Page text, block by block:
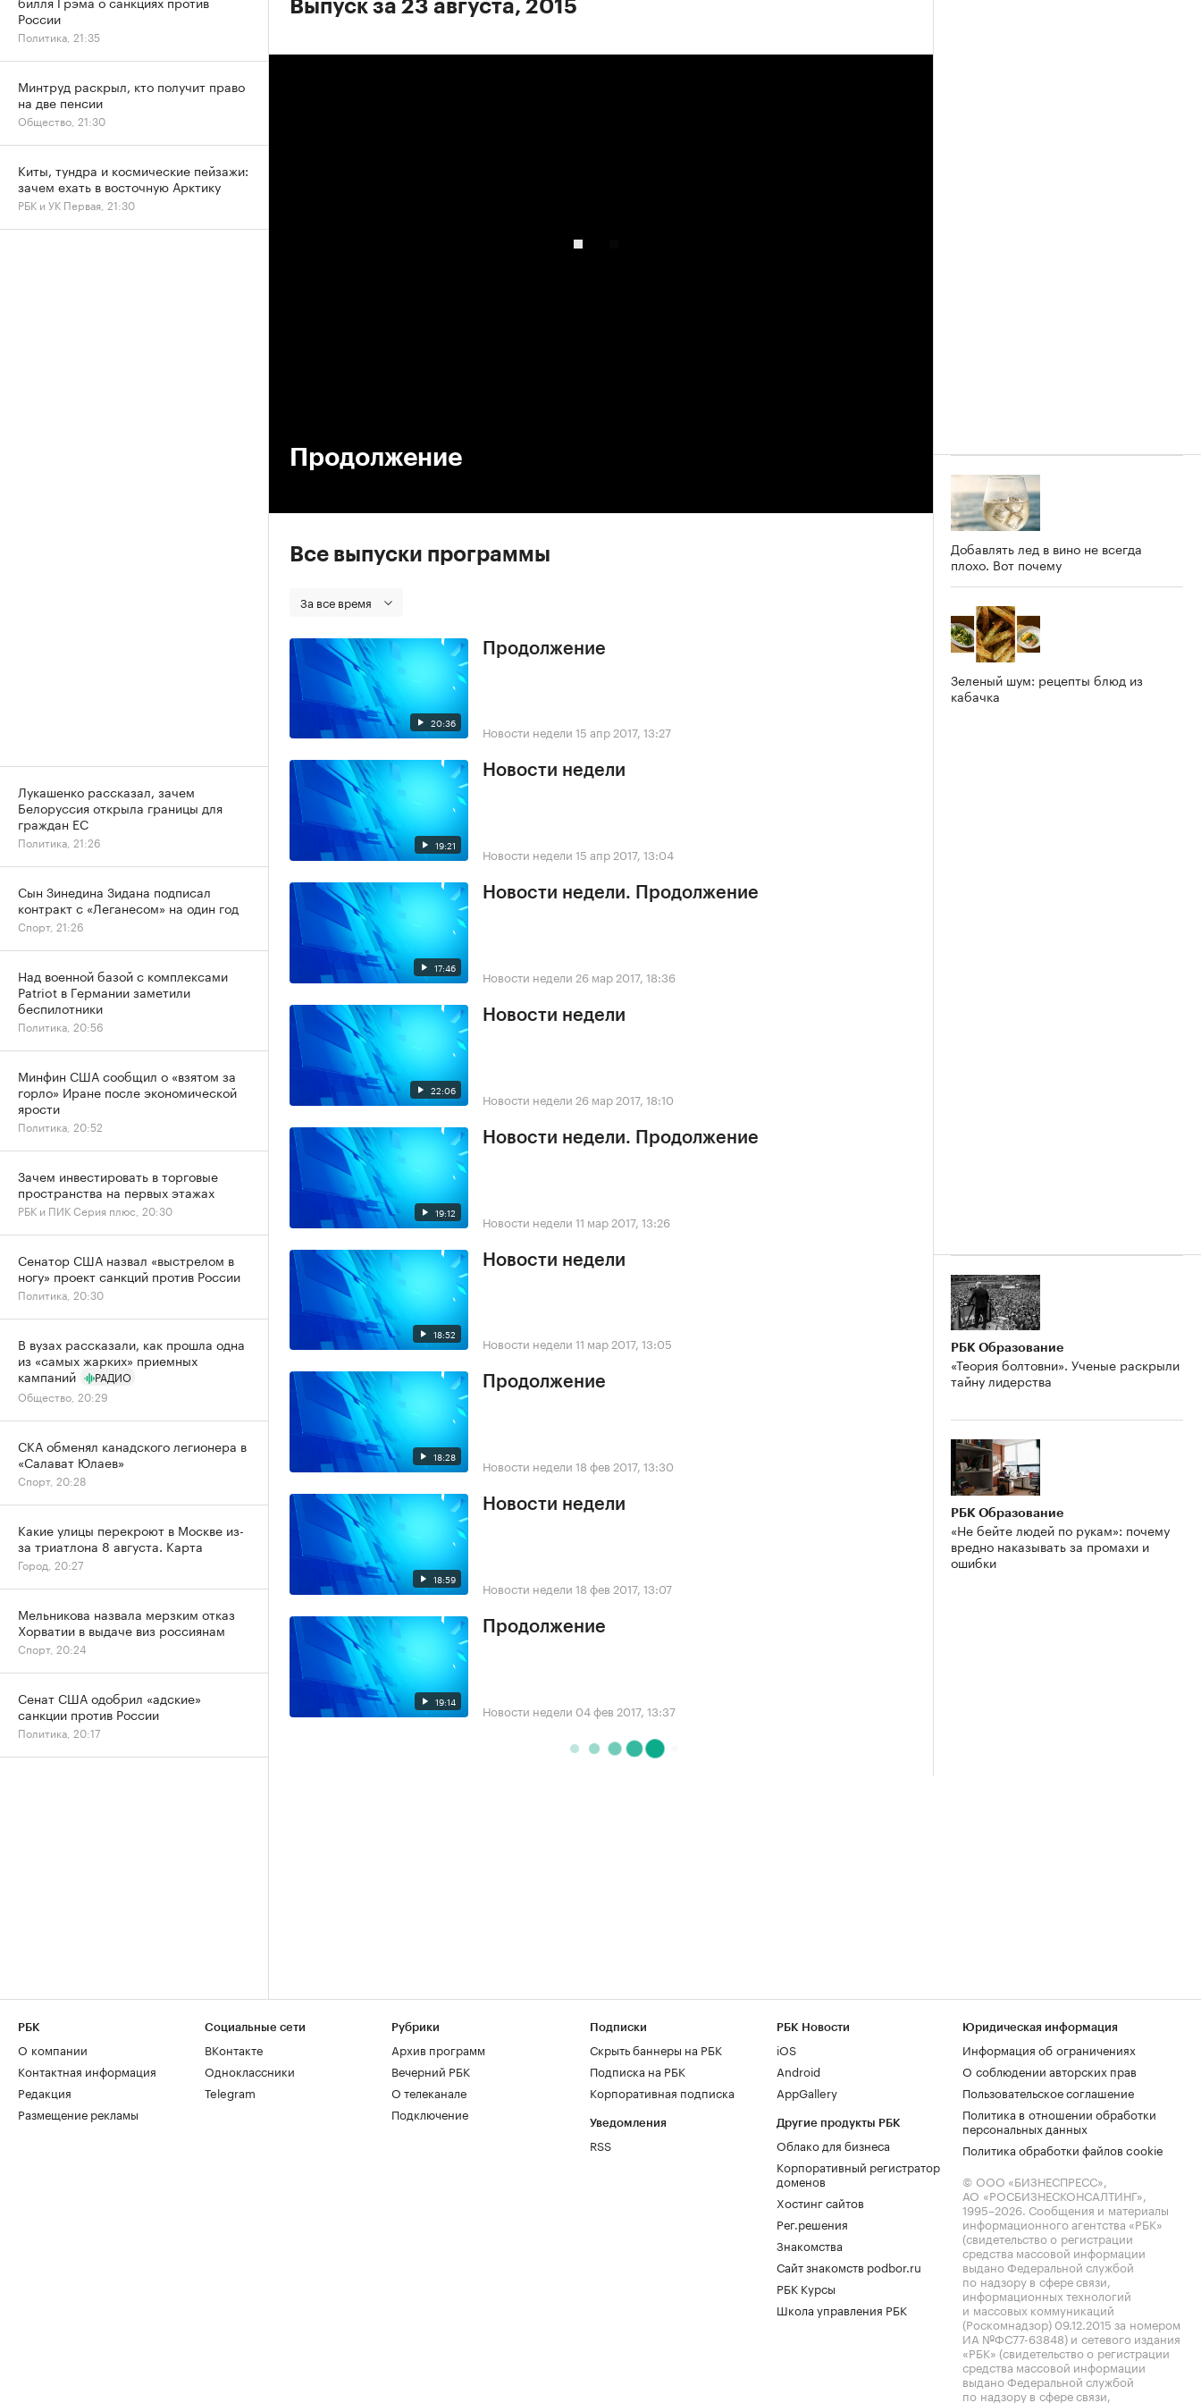
Выпуск за 23 августа, 2015
Продолжение
Все выпуски программы
За все время
20:36
Продолжение
Новости недели 15 апр 2017, 13:27
19:21
Новости недели
Новости недели 15 апр 2017, 13:04
17:46
Новости недели. Продолжение
Новости недели 26 мар 2017, 18:36
22:06
Новости недели
Новости недели 26 мар 2017, 18:10
19:12
Новости недели. Продолжение
Новости недели 11 мар 2017, 13:26
18:52
Новости недели
Новости недели 11 мар 2017, 13:05
18:28
Продолжение
Новости недели 18 фев 2017, 13:30
18:59
Новости недели
Новости недели 18 фев 2017, 13:07
19:14
Продолжение
Новости недели 04 фев 2017, 13:37
Добавлять лед в вино не всегда
плохо. Вот почему
Зеленый шум: рецепты блюд из
кабачка
РБК Образование
«Теория болтовни». Ученые раскрыли
тайну лидерства
РБК Образование
«Не бейте людей по рукам»: почему
вредно наказывать за промахи и
ошибки
России
Политика, 21:35
Минтруд раскрыл, кто получит право
на две пенсии
Общество, 21:30
Киты, тундра и космические пейзажи:
зачем ехать в восточную Арктику
РБК и УК Первая, 21:30
Лукашенко рассказал, зачем
Белоруссия открыла границы для
граждан ЕС
Политика, 21:26
Сын Зинедина Зидана подписал
контракт с «Леганесом» на один год
Спорт, 21:26
Над военной базой с комплексами
Patriot в Германии заметили
беспилотники
Политика, 20:56
Минфин США сообщил о «взятом за
горло» Иране после экономической
ярости
Политика, 20:52
Зачем инвестировать в торговые
пространства на первых этажах
РБК и ПИК Серия плюс, 20:30
Сенатор США назвал «выстрелом в
ногу» проект санкций против России
Политика, 20:30
В вузах рассказали, как прошла одна
из «самых жарких» приемных
кампаний
РАДИО
Общество, 20:29
СКА обменял канадского легионера в
«Салават Юлаев»
Спорт, 20:28
Какие улицы перекроют в Москве из-
за триатлона 8 августа. Карта
Город, 20:27
Мельникова назвала мерзким отказ
Хорватии в выдаче виз россиянам
Спорт, 20:24
Сенат США одобрил «адские»
санкции против России
Политика, 20:17
РБК
О компании
Контактная информация
Редакция
Размещение рекламы
Социальные сети
ВКонтакте
Одноклассники
Telegram
Рубрики
Архив программ
Вечерний РБК
О телеканале
Подключение
Подписки
Скрыть баннеры на РБК
Подписка на РБК
Корпоративная подписка
Уведомления
RSS
РБК Новости
iOS
Android
AppGallery
Другие продукты РБК
Облако для бизнеса
Корпоративный регистратор
доменов
Хостинг сайтов
Рег.решения
Знакомства
Сайт знакомств podbor.ru
РБК Курсы
Школа управления РБК
Юридическая информация
Информация об ограничениях
О соблюдении авторских прав
Пользовательское соглашение
Политика в отношении обработки
персональных данных
Политика обработки файлов cookie
© ООО «БИЗНЕСПРЕСС»,
АО «РОСБИЗНЕСКОНСАЛТИНГ»,
1995–2026. Сообщения и материалы
информационного агентства «РБК»
(свидетельство о регистрации
средства массовой информации
выдано Федеральной службой
по надзору в сфере связи,
информационных технологий
и массовых коммуникаций
(Роскомнадзор) 09.12.2015 за номером
ИА №ФС77-63848) и сетевого издания
«РБК» (свидетельство о регистрации
средства массовой информации
выдано Федеральной службой
по надзору в сфере связи,